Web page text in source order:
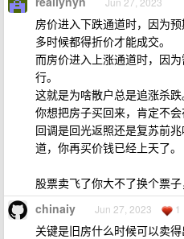
房价进入下跌通道时，因为
多时候都得折价才能成交。
而房价进入上涨通道时，因
行。
这就是为啥散户总是追涨杀跌
你想把房子买回来，肯定不
回调是回光返照还是复苏前
道，你再买价钱已经上天了。
股票卖飞了你大不了换个票
chinaiy Jun 27, 2023 1
关键是旧房什么时候可以卖得